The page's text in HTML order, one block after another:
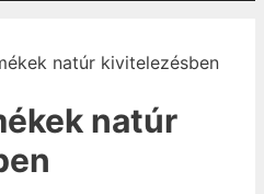
natúr kivitelezésben
natúr